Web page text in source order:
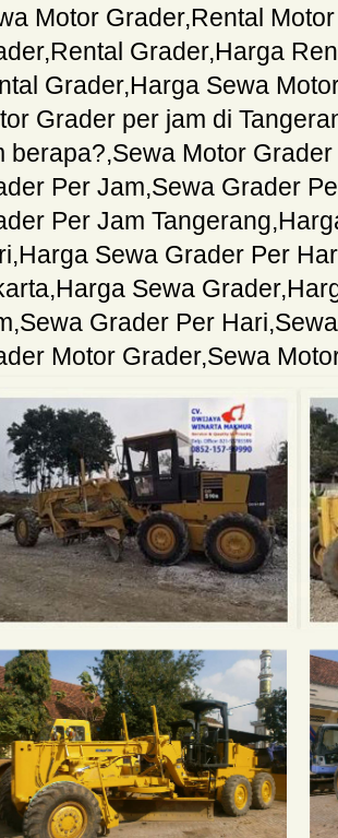
Motor Grader,Rental
,Rental Grader,Harga
Grader,Harga Sewa
Grader per jam di
berapa?,Sewa Motor Grader
Per Jam,Sewa Grader
Per Jam Tangerang,
,Harga Sewa Grader Per
,Harga Sewa Grader,
,Sewa Grader Per Hari,
Motor Grader,Sewa